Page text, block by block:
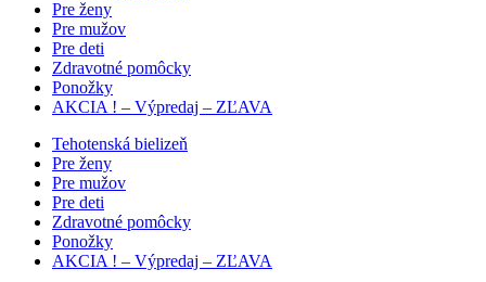
Pre ženy
Pre mužov
Pre deti
Zdravotné pomôcky
Ponožky
AKCIA ! – Výpredaj – ZĽAVA
Tehotenská bielizeň
Pre ženy
Pre mužov
Pre deti
Zdravotné pomôcky
Ponožky
AKCIA ! – Výpredaj – ZĽAVA